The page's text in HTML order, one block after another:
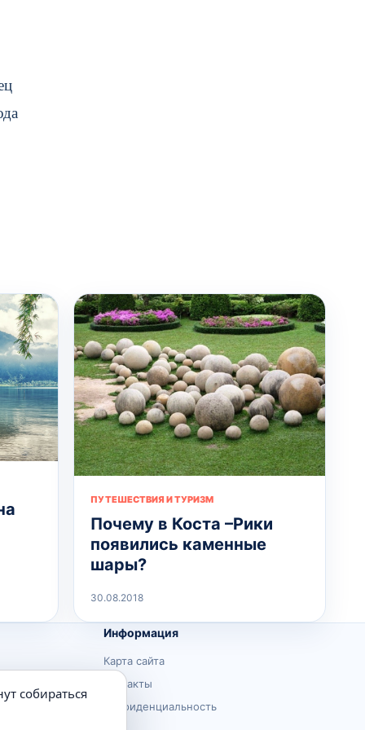
ПУТЕШЕСТВИЯ И ТУРИЗМ
Почему в Коста –Рики
появились каменные
шары?
30.08.2018
Информация
Карта сайта
Контакты
Конфиденциальность
собираться